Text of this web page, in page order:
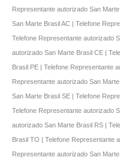
Representante autorizado San
San Marte Brasil AC | Telefone
Telefone Representante autorizado
autorizado San Marte Brasil CE |
Brasil PE | Telefone Representante
Representante autorizado San
San Marte Brasil SE | Telefone
Telefone Representante autorizado
autorizado San Marte Brasil RS |
Brasil TO | Telefone Representante
Representante autorizado San